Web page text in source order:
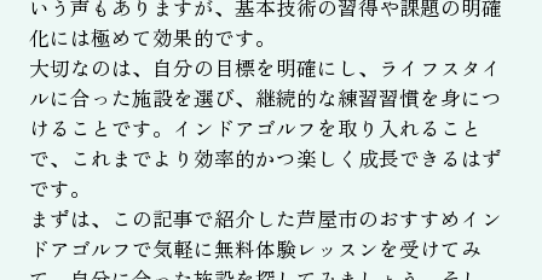
いう声もありますが、基本技術の習得や課題の明確
化には極めて効果的です。
大切なのは、自分の目標を明確にし、ライフスタイ
ルに合った施設を選び、継続的な練習習慣を身につ
けることです。インドアゴルフを取り入れること
で、これまでより効率的かつ楽しく成長できるはず
です。
まずは、この記事で紹介した芦屋市のおすすめイン
ドアゴルフで気軽に無料体験レッスンを受けてみ